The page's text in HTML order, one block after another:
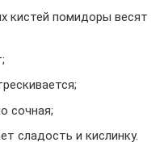
кистей помидоры весят
сочная;
сладость и кислинку.